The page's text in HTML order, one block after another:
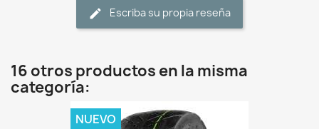
Escriba su propia reseña
16 otros productos en la misma
categoría:
NUEVO